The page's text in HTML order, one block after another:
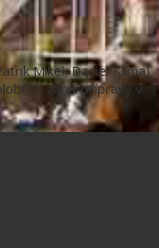
Mikel, Daniel Klíma)
zimní přípravy v